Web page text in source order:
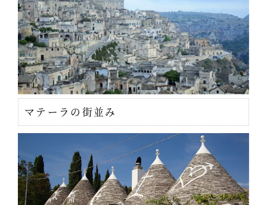
マテーラの街並み